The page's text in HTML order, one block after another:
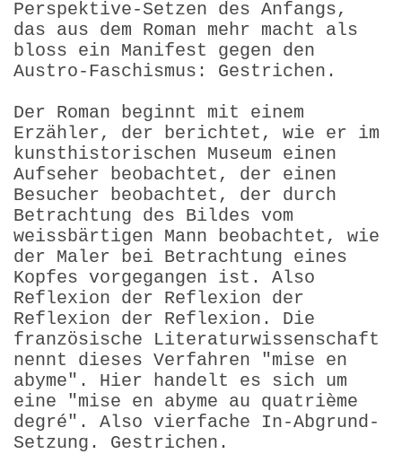
Perspektive-Setzen des Anfangs,
das aus dem Roman mehr macht als
bloss ein Manifest gegen den
Austro-Faschismus: Gestrichen.
Der Roman beginnt mit einem
Erzähler, der berichtet, wie er im
kunsthistorischen Museum einen
Aufseher beobachtet, der einen
Besucher beobachtet, der durch
Betrachtung des Bildes vom
weissbärtigen Mann beobachtet, wie
der Maler bei Betrachtung eines
Kopfes vorgegangen ist. Also
Reflexion der Reflexion der
Reflexion der Reflexion. Die
französische Literatur­wissenschaft
nennt dieses Verfahren "mise en
abyme". Hier handelt es sich um
eine "mise en abyme au quatrième
degré". Also vierfache In-Abgrund-
Setzung. Gestrichen.